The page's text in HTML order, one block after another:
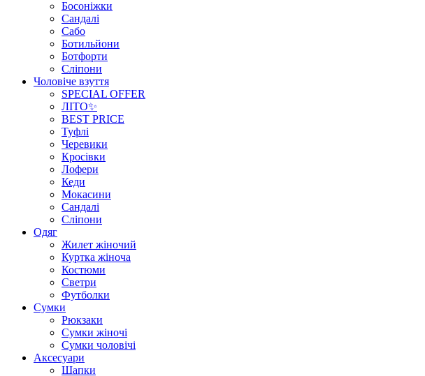
Босоніжки
Сандалі
Сабо
Ботильйони
Ботфорти
Сліпони
Чоловіче взуття
SPECIAL OFFER
ЛІТО✨
BEST PRICE
Туфлі
Черевики
Кросівки
Лофери
Кеди
Мокасини
Сандалі
Сліпони
Одяг
Жилет жіночий
Куртка жіноча
Костюми
Светри
Футболки
Сумки
Рюкзаки
Сумки жіночі
Сумки чоловічі
Аксеcуари
Шапки